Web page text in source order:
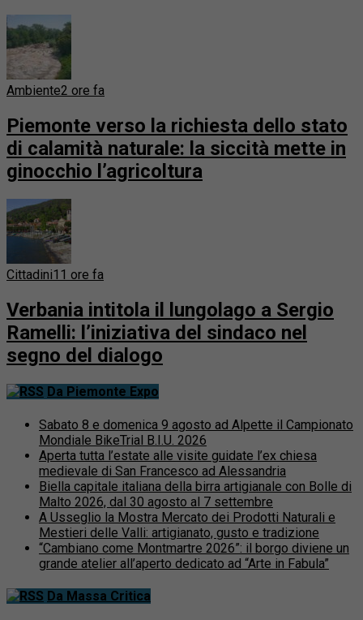
Ambiente2 ore fa
Piemonte verso la richiesta dello stato
di calamità naturale: la siccità mette in
ginocchio l’agricoltura
Cittadini11 ore fa
Verbania intitola il lungolago a Sergio
Ramelli: l’iniziativa del sindaco nel
segno del dialogo
Da Piemonte Expo
Sabato 8 e domenica 9 agosto ad Alpette il Campionato
Mondiale BikeTrial B.I.U. 2026
Aperta tutta l’estate alle visite guidate l’ex chiesa
medievale di San Francesco ad Alessandria
Biella capitale italiana della birra artigianale con Bolle di
Malto 2026, dal 30 agosto al 7 settembre
A Usseglio la Mostra Mercato dei Prodotti Naturali e
Mestieri delle Valli: artigianato, gusto e tradizione
“Cambiano come Montmartre 2026”: il borgo diviene un
grande atelier all’aperto dedicato ad “Arte in Fabula”
Da Massa Critica